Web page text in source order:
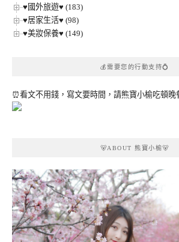
♥國外旅遊♥ (183)
♥居家生活♥ (98)
♥美妝保養♥ (149)
💰需要您的行動支持💍
⏰看文不用錢，寫文要時間，請熊寶小榆吃頓晚
🐻ABOUT 熊寶小榆🐻